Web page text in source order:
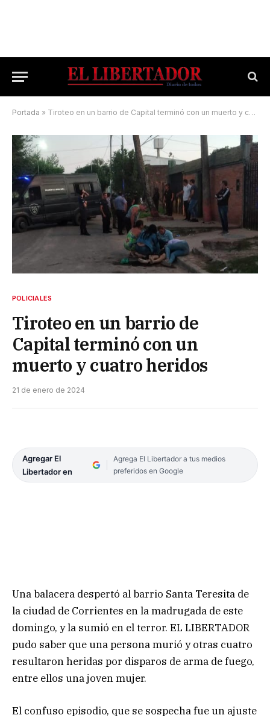
Portada » Tiroteo en un barrio de Capital terminó con un muerto y cuatro heridos
POLICIALES
Tiroteo en un barrio de
Capital terminó con un
muerto y cuatro heridos
21 de enero de 2024
Agregar El
Libertador en
Agrega El Libertador a tus medios
preferidos en Google
Una balacera despertó al barrio Santa Teresita de
la ciudad de Corrientes en la madrugada de este
domingo, y la sumió en el terror. EL LIBERTADOR
pudo saber que una persona murió y otras cuatro
resultaron heridas por disparos de arma de fuego,
entre ellos una joven mujer.
El confuso episodio, que se sospecha fue un ajuste